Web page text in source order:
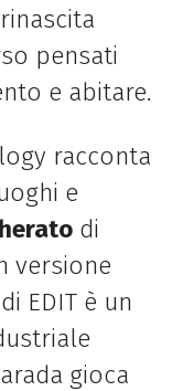
pensati
e abitare.
racconta
e
di
versione
EDIT è un
gioca